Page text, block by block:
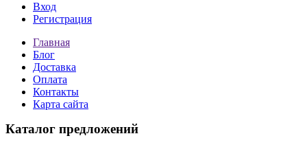
Вход
Регистрация
Главная
Блог
Доставка
Оплата
Контакты
Карта сайта
Каталог предложений